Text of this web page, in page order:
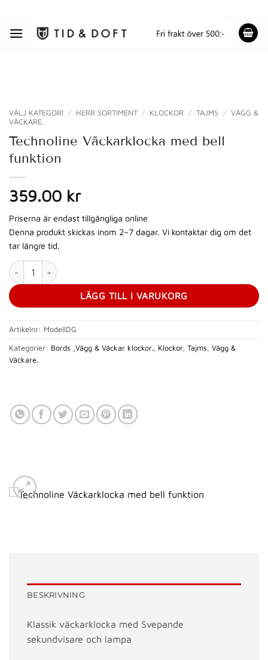
content
VÄLJ KATEGORI / HERR SORTIMENT / KLOCKOR / TAJMS / VÄGG &
VÄCKARE.
Technoline Väckarklocka med bell
funktion
359.00 kr
Priserna är endast tillgängliga online
Denna produkt skickas inom 2–7 dagar. Vi kontaktar dig om det
tar längre tid.
Technoline Väckarklocka med bell funktion mängd
LÄGG TILL I VARUKORG
Artikelnr: ModellDG
Kategorier: Bords ,Vägg & Väckar klockor., Klockor, Tajms, Vägg &
Väckare.
BESKRIVNING
Klassik väckarklocka med Svepande
sekundvisare och lampa